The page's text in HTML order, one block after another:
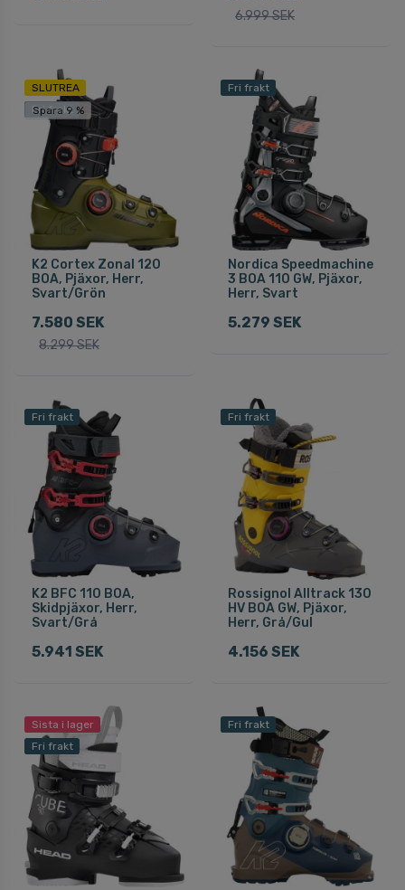
6.999 SEK
SLUTREA
Fri frakt
Spara 9 %
K2 Cortex Zonal 120
BOA, Pjäxor, Herr,
Svart/Grön
7.580 SEK
8.299 SEK
Fri frakt
Nordica Speedmachine
3 BOA 110 GW, Pjäxor,
Herr, Svart
5.279 SEK
Fri frakt
K2 BFC 110 BOA,
Skidpjäxor, Herr,
Svart/Grå
5.941 SEK
Fri frakt
Rossignol Alltrack 130
HV BOA GW, Pjäxor,
Herr, Grå/Gul
4.156 SEK
Sista i lager
Fri frakt
Fri frakt